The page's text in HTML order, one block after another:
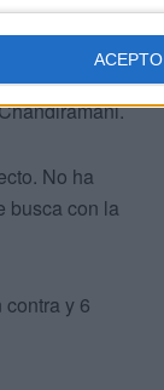
ACEPTO
No ha
busca con la
y 6